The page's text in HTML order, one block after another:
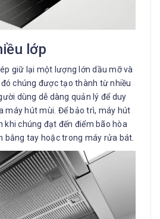
lớp
giữ lại một lượng lớn dầu mỡ và
chúng được tạo thành từ nhiều
dùng dễ dàng quản lý để duy
máy hút mùi. Để bảo trì, máy hút
khi chúng đạt đến điểm bão hòa
bằng tay hoặc trong máy rửa bát.